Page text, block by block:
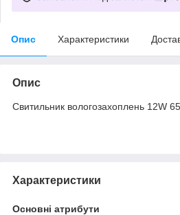
Опис Характеристики
Опис
Свитильник вологозахоплень 12W
Характеристики
Основні атрибути